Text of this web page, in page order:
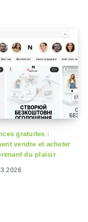
gratuites :
vendre et acheter
du plaisir